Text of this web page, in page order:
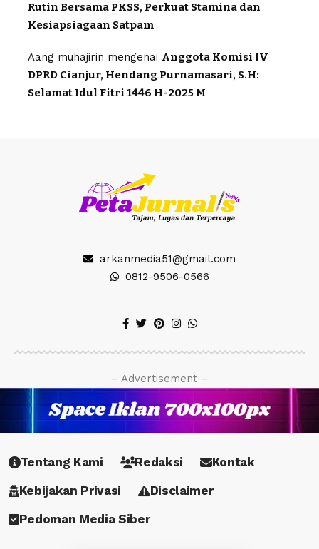
Rutin Bersama PKSS, Perkuat Stamina dan
Kesiapsiagaan Satpam
Aang muhajirin mengenai Anggota Komisi IV
DPRD Cianjur, Hendang Purnamasari, S.H:
Selamat Idul Fitri 1446 H-2025 M
arkanmedia51@gmail.com
0812-9506-0566
– Advertisement –
Tentang Kami Redaksi
Kontak
Kebijakan Privasi
Disclaimer
Pedoman Media Siber